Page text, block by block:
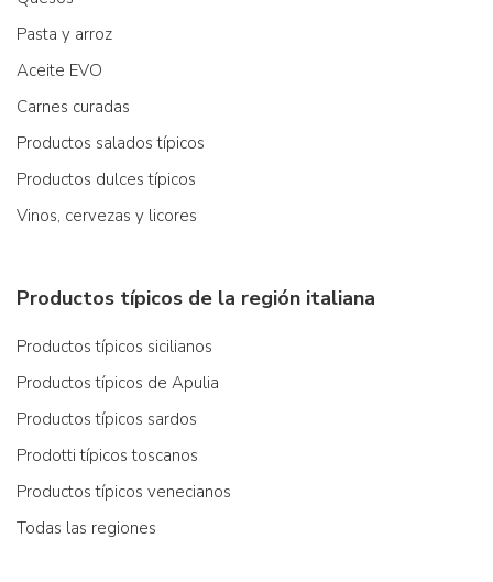
Pasta y arroz
Aceite EVO
Carnes curadas
Productos salados típicos
Productos dulces típicos
Vinos, cervezas y licores
Productos típicos de la región italiana
Productos típicos sicilianos
Productos típicos de Apulia
Productos típicos sardos
Prodotti típicos toscanos
Productos típicos venecianos
Todas las regiones